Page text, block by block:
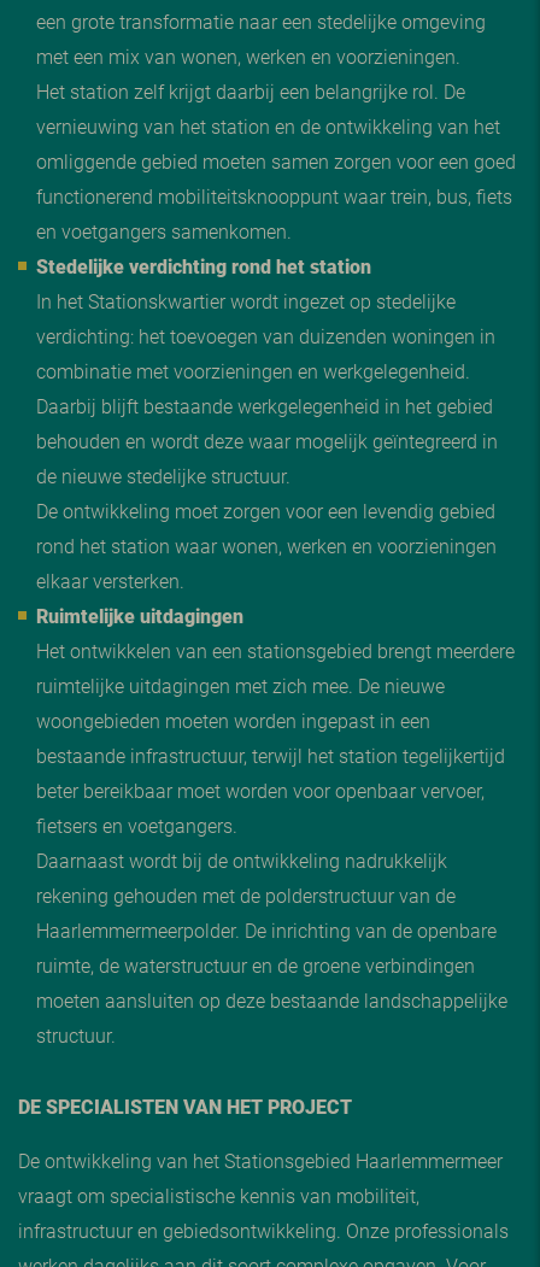
een grote transformatie naar een stedelijke omgeving
met een mix van wonen, werken en voorzieningen.
Het station zelf krijgt daarbij een belangrijke rol. De
vernieuwing van het station en de ontwikkeling van het
omliggende gebied moeten samen zorgen voor een goed
functionerend mobiliteitsknooppunt waar trein, bus, fiets
en voetgangers samenkomen.
Stedelijke verdichting rond het station
In het Stationskwartier wordt ingezet op stedelijke
verdichting: het toevoegen van duizenden woningen in
combinatie met voorzieningen en werkgelegenheid.
Daarbij blijft bestaande werkgelegenheid in het gebied
behouden en wordt deze waar mogelijk geïntegreerd in
de nieuwe stedelijke structuur.
De ontwikkeling moet zorgen voor een levendig gebied
rond het station waar wonen, werken en voorzieningen
elkaar versterken.
Ruimtelijke uitdagingen
Het ontwikkelen van een stationsgebied brengt meerdere
ruimtelijke uitdagingen met zich mee. De nieuwe
woongebieden moeten worden ingepast in een
bestaande infrastructuur, terwijl het station tegelijkertijd
beter bereikbaar moet worden voor openbaar vervoer,
fietsers en voetgangers.
Daarnaast wordt bij de ontwikkeling nadrukkelijk
rekening gehouden met de polderstructuur van de
Haarlemmermeerpolder. De inrichting van de openbare
ruimte, de waterstructuur en de groene verbindingen
moeten aansluiten op deze bestaande landschappelijke
structuur.
DE SPECIALISTEN VAN HET PROJECT
De ontwikkeling van het Stationsgebied Haarlemmermeer
vraagt om specialistische kennis van mobiliteit,
infrastructuur en gebiedsontwikkeling. Onze professionals